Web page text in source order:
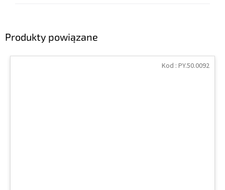
Produkty powiązane
Kod : PY.50.0092